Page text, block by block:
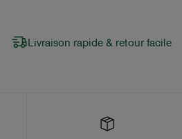
Livraison rapide & retour facile